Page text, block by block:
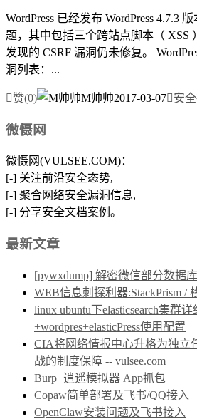
WordPress 已经发布 WordPress 4.7.3
题，其中包括三个跨站点脚本（ XSS
发现的 CSRF 漏洞仍未修复。
洞列表：...
赞(0) M帅帅2017-03-07安
微慑网
微慑网(VULSEE.COM)：
[-] 关注前沿安全态势,
[-] 聚合网络安全漏洞信息,
[-] 分享安全文档案例。
最新文章
[pywxdump] 解密微信部分数据库
WEB信息刺探利器:StackPrism /
linux ubuntu下elasticsearch集群
+wordpres+elasticPress使用配置
CIA将网络情报中心升格为独立
战的制度保障 -- vulsee.com
Burp+逍遥模拟器 App抓包
Copaw简单部署及飞书/QQ接入
OpenClaw安装问题及飞书接入